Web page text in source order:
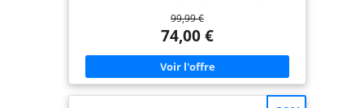
plaisirs) NETTOYAGE FACILE : plaques avec surface
antiadhésives et compatibles lave-vaisselle
FONCTIONNEMENT : bouton marche/arrêt avec
témoin lumineux de fonctionnement
REPARABILITE 15 ANS AU JUSTE PRIX : engagement
de réparabilité 15 ans au juste prix grâce à notre
réseau de 6200 réparateurs dans le monde, pour
99,99 €
74,00 €